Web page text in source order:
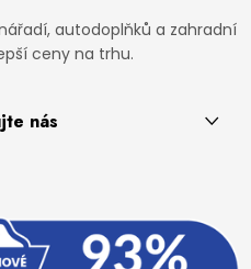
autodoplňků a zahradní
ceny na trhu.
nás